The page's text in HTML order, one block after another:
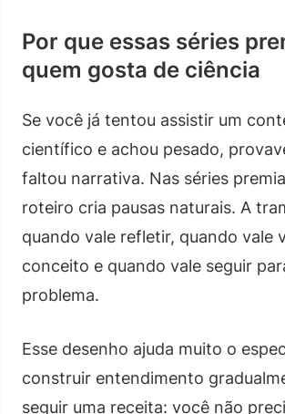
Por que essas séries
quem gosta de ciência
Se você já tentou assistir um
científico e achou pesado,
faltou narrativa. Nas séries
roteiro cria pausas naturais. A
quando vale refletir, quando vale
conceito e quando vale seguir
problema.
Esse desenho ajuda muito o
construir entendimento
seguir uma receita: você não